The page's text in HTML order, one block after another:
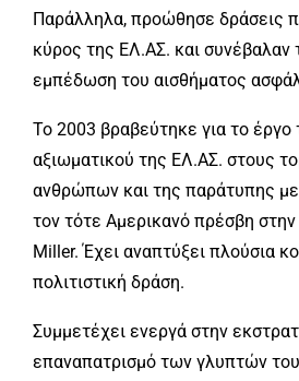
Παράλληλα, προώθησε δράσεις
κύρος της ΕΛ.ΑΣ. και συνέβαλαν
εμπέδωση του αισθήματος
Το 2003 βραβεύτηκε για το έργο
αξιωματικού της ΕΛ.ΑΣ. στους
ανθρώπων και της παράτυπης
τον τότε Αμερικανό πρέσβη
Miller. Έχει αναπτύξει πλούσια
πολιτιστική δράση.
Συμμετέχει ενεργά στην
επαναπατρισμό των γλυπτών